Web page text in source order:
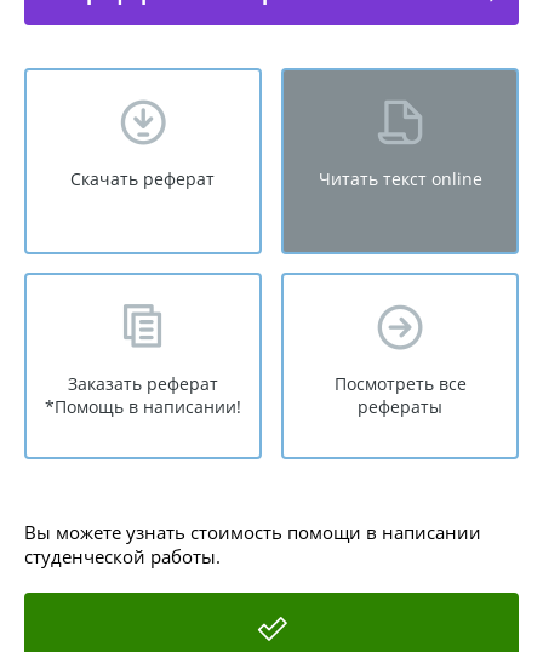
Скачать реферат Читать текст online
Заказать реферат
*Помощь в написании!
Посмотреть все
рефераты
Вы можете узнать стоимость помощи в написании
студенческой работы.